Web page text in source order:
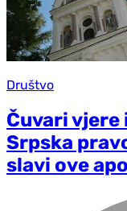
Društvo
Čuvari vjere
Srpska
slavi ove